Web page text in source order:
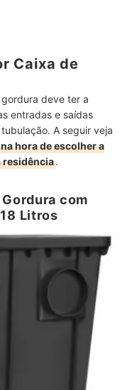
Caixa de
deve ter a
entradas e saídas
A seguir veja
hora de escolher a
residência.
com
Litros